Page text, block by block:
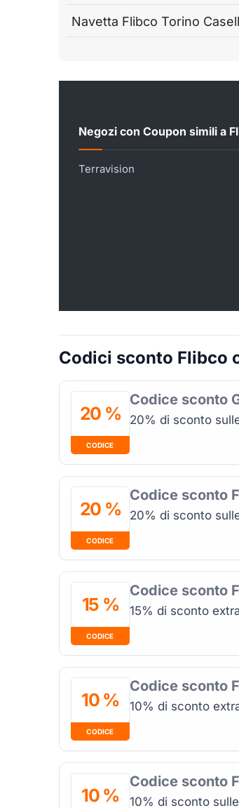
Navetta Flibco Torino
Negozi con Coupon simili a
Terravision
Codici sconto Flibco
20 %
CODICE
Codice sconto
20% di sconto
20 %
CODICE
Codice sconto
20% di sconto
15 %
CODICE
Codice sconto
15% di sconto
10 %
CODICE
Codice sconto
10% di sconto
10 %
Codice sconto
10% di sconto